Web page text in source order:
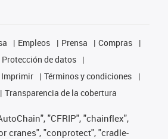
Empleos Prensa
Compras
Protección de datos
Imprimir
Términos y condiciones
Transparencia de la cobertura
"CFRIP", "chainflex",
cranes", "conprotect", "cradle-